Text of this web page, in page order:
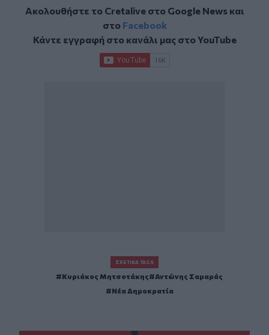
Ακολουθήστε το Cretalive στο Google Newsκαι
στο Facebook
Κάντε εγγραφή στο κανάλι μας στοYouTube
ΣΧΕΤΙΚΆ TAGS
Κυριάκος Μητσοτάκης
Αντώνης Σαμαράς
Νέα Δημοκρατία